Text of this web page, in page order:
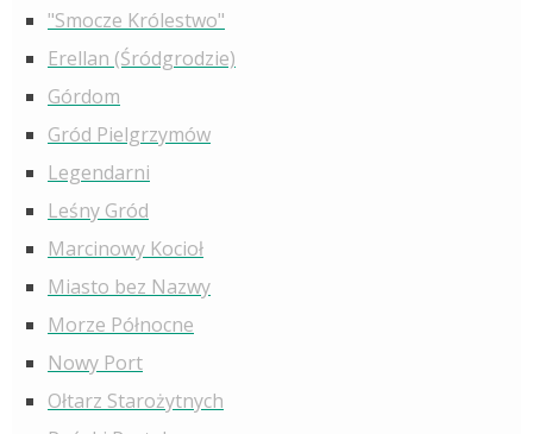
"Smocze Królestwo"
Erellan (Śródgrodzie)
Górdom
Gród Pielgrzymów
Legendarni
Leśny Gród
Marcinowy Kocioł
Miasto bez Nazwy
Morze Północne
Nowy Port
Ołtarz Starożytnych